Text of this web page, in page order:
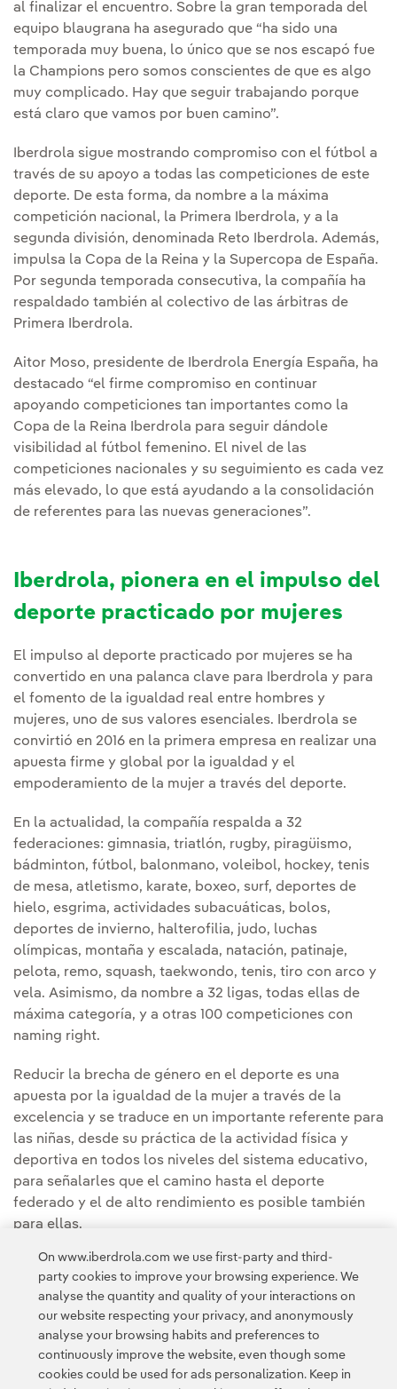
al finalizar el encuentro. Sobre la gran temporada del
equipo blaugrana ha asegurado que “ha sido una
temporada muy buena, lo único que se nos escapó fue
la Champions pero somos conscientes de que es algo
muy complicado. Hay que seguir trabajando porque
está claro que vamos por buen camino”.
Iberdrola sigue mostrando compromiso con el fútbol a
través de su apoyo a todas las competiciones de este
deporte. De esta forma, da nombre a la máxima
competición nacional, la Primera Iberdrola, y a la
segunda división, denominada Reto Iberdrola. Además,
impulsa la Copa de la Reina y la Supercopa de España.
Por segunda temporada consecutiva, la compañía ha
respaldado también al colectivo de las árbitras de
Primera Iberdrola.
Aitor Moso, presidente de Iberdrola Energía España, ha
destacado “el firme compromiso en continuar
apoyando competiciones tan importantes como la
Copa de la Reina Iberdrola para seguir dándole
visibilidad al fútbol femenino. El nivel de las
competiciones nacionales y su seguimiento es cada vez
más elevado, lo que está ayudando a la consolidación
de referentes para las nuevas generaciones”.
Iberdrola, pionera en el impulso del
deporte practicado por mujeres
El impulso al deporte practicado por mujeres se ha
convertido en una palanca clave para Iberdrola y para
el fomento de la igualdad real entre hombres y
mujeres, uno de sus valores esenciales. Iberdrola se
convirtió en 2016 en la primera empresa en realizar una
apuesta firme y global por la igualdad y el
empoderamiento de la mujer a través del deporte.
En la actualidad, la compañía respalda a 32
federaciones: gimnasia, triatlón, rugby, piragüismo,
bádminton, fútbol, balonmano, voleibol, hockey, tenis
de mesa, atletismo, karate, boxeo, surf, deportes de
hielo, esgrima, actividades subacuáticas, bolos,
deportes de invierno, halterofilia, judo, luchas
olímpicas, montaña y escalada, natación, patinaje,
pelota, remo, squash, taekwondo, tenis, tiro con arco y
vela. Asimismo, da nombre a 32 ligas, todas ellas de
máxima categoría, y a otras 100 competiciones con
naming right.
Reducir la brecha de género en el deporte es una
apuesta por la igualdad de la mujer a través de la
excelencia y se traduce en un importante referente para
las niñas, desde su práctica de la actividad física y
deportiva en todos los niveles del sistema educativo,
para señalarles que el camino hasta el deporte
federado y el de alto rendimiento es posible también
para ellas.
Privacy Policy Legal Information
On www.iberdrola.com we use first-party and third-
party cookies to improve your browsing experience. We
analyse the quantity and quality of your interactions on
our website respecting your privacy, and anonymously
analyse your browsing habits and preferences to
continuously improve the website, even though some
cookies could be used for ads personalization. Keep in